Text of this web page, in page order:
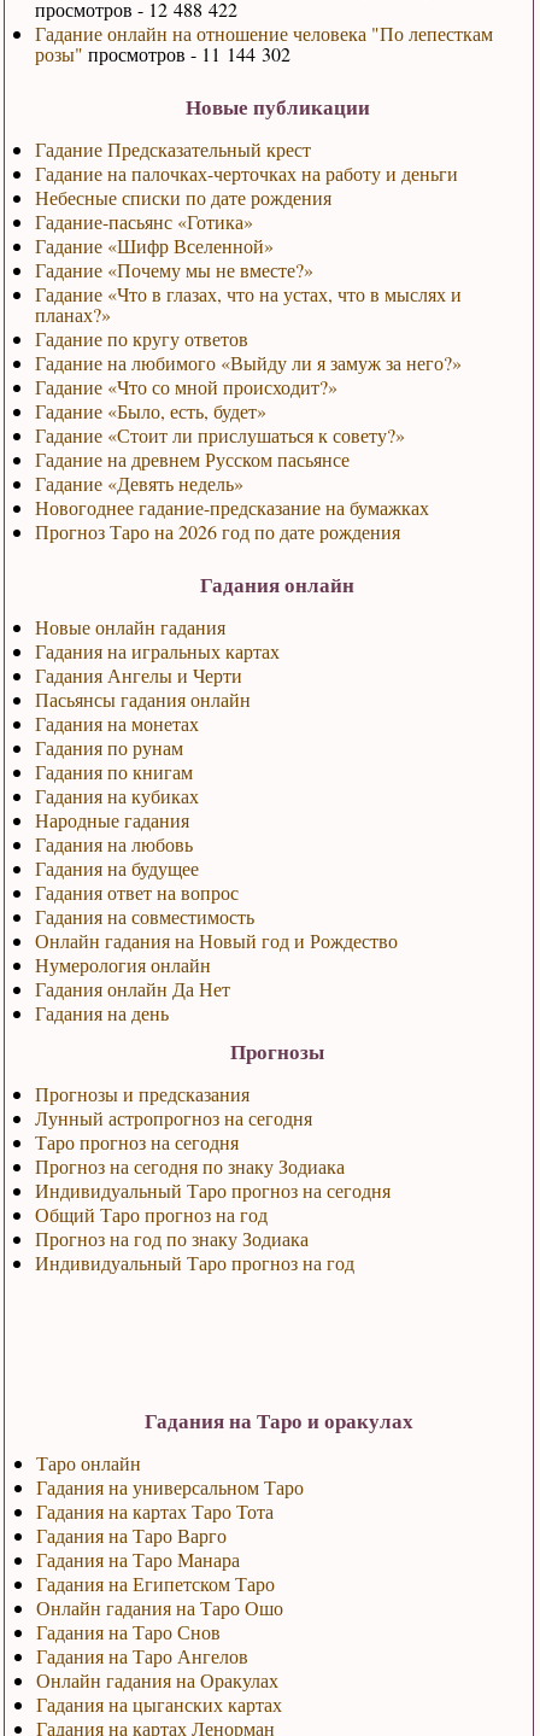
просмотров - 12 488 422
Гадание онлайн на отношение человека "По лепесткам
розы" просмотров - 11 144 302
Новые публикации
Гадание Предсказательный крест
Гадание на палочках-черточках на работу и деньги
Небесные списки по дате рождения
Гадание-пасьянс «Готика»
Гадание «Шифр Вселенной»
Гадание «Почему мы не вместе?»
Гадание «Что в глазах, что на устах, что в мыслях и
планах?»
Гадание по кругу ответов
Гадание на любимого «Выйду ли я замуж за него?»
Гадание «Что со мной происходит?»
Гадание «Было, есть, будет»
Гадание «Стоит ли прислушаться к совету?»
Гадание на древнем Русском пасьянсе
Гадание «Девять недель»
Новогоднее гадание-предсказание на бумажках
Прогноз Таро на 2026 год по дате рождения
Гадания онлайн
Новые онлайн гадания
Гадания на игральных картах
Гадания Ангелы и Черти
Пасьянсы гадания онлайн
Гадания на монетах
Гадания по рунам
Гадания по книгам
Гадания на кубиках
Народные гадания
Гадания на любовь
Гадания на будущее
Гадания ответ на вопрос
Гадания на совместимость
Онлайн гадания на Новый год и Рождество
Нумерология онлайн
Гадания онлайн Да Нет
Гадания на день
Прогнозы
Прогнозы и предсказания
Лунный астропрогноз на сегодня
Таро прогноз на сегодня
Прогноз на сегодня по знаку Зодиака
Индивидуальный Таро прогноз на сегодня
Общий Таро прогноз на год
Прогноз на год по знаку Зодиака
Индивидуальный Таро прогноз на год
Гадания на Таро и оракулах
Таро онлайн
Гадания на универсальном Таро
Гадания на картах Таро Тота
Гадания на Таро Варго
Гадания на Таро Манара
Гадания на Египетском Таро
Онлайн гадания на Таро Ошо
Гадания на Таро Снов
Гадания на Таро Ангелов
Онлайн гадания на Оракулах
Гадания на цыганских картах
Гадания на картах Ленорман